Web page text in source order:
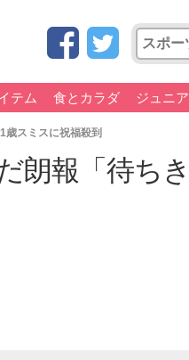
テム 食とカラダ ジュニア
スミスに祝福殺到
朗報「待ちき